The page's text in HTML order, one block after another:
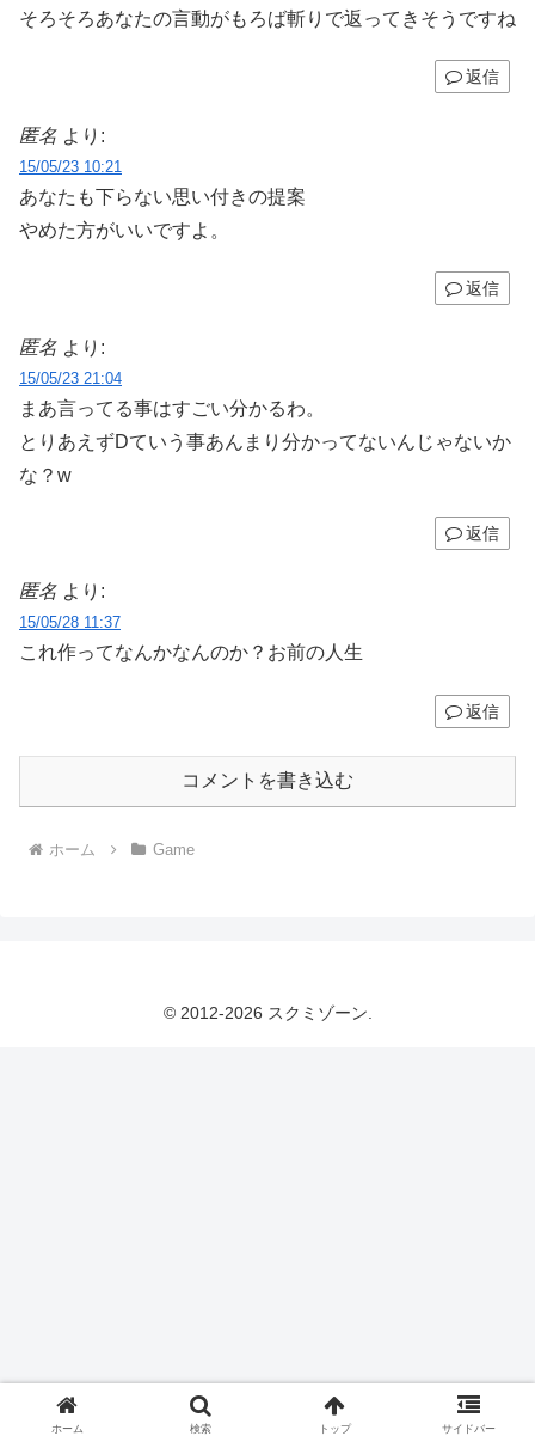
そろそろあなたの言動がもろば斬りで返ってきそうですね
返信
匿名 より:
15/05/23 10:21
あなたも下らない思い付きの提案
やめた方がいいですよ。
返信
匿名 より:
15/05/23 21:04
まあ言ってる事はすごい分かるわ。
とりあえずDていう事あんまり分かってないんじゃないか
な？w
返信
匿名 より:
15/05/28 11:37
これ作ってなんかなんのか？お前の人生
返信
コメントを書き込む
ホーム Game
© 2012-2026 スクミゾーン.
ホーム 検索 トップ サイドバー